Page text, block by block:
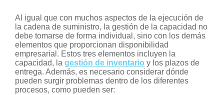
Al igual que con muchos aspectos de la ejecución de
la cadena de suministro, la gestión de la capacidad no
debe tomarse de forma individual, sino con los demás
elementos que proporcionan disponibilidad
empresarial. Estos tres elementos incluyen la
capacidad, lagestión de inventario y los plazos de
entrega. Además, es necesario considerar dónde
pueden surgir problemas dentro de los diferentes
procesos, como pueden ser: